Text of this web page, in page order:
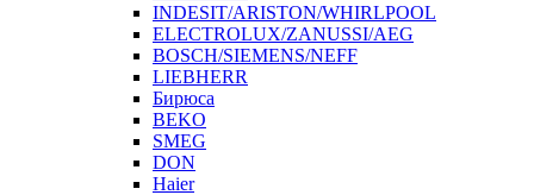
INDESIT/ARISTON/WHIRLPOOL
ELECTROLUX/ZANUSSI/AEG
BOSCH/SIEMENS/NEFF
LIEBHERR
Бирюса
BEKO
SMEG
DON
Haier